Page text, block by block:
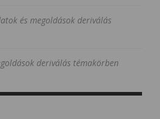
és megoldások deriválás
deriválás témakörben